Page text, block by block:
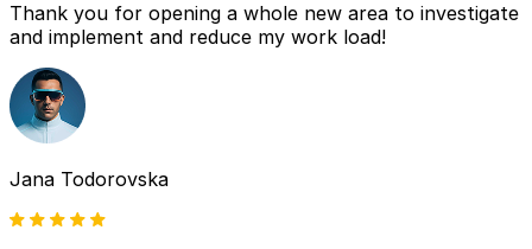
Thank you for opening a whole new area to investigate
and implement and reduce my work load!
Jana Todorovska